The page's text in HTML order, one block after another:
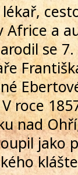
Africe a
se
roce
nad
jako